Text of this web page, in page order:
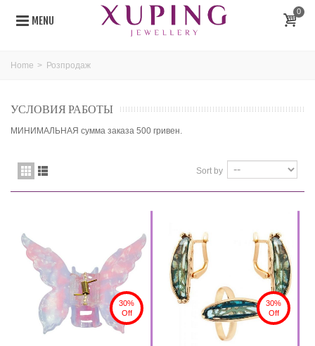
MENU
0
Home > Розпродаж
УСЛОВИЯ РАБОТЫ
МИНИМАЛЬНАЯ сумма заказа 500 гривен.
Sort by
30%
Off
30%
Off